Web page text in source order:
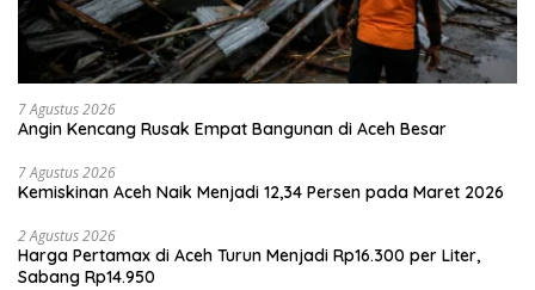
7 Agustus 2026
Angin Kencang Rusak Empat Bangunan di Aceh Besar
7 Agustus 2026
Kemiskinan Aceh Naik Menjadi 12,34 Persen pada Maret 2026
2 Agustus 2026
Harga Pertamax di Aceh Turun Menjadi Rp16.300 per Liter,
Sabang Rp14.950